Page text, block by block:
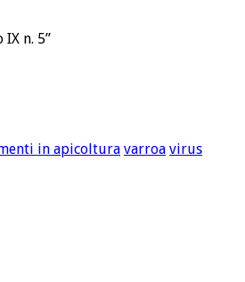
IX n. 5”
in apicoltura varroa virus